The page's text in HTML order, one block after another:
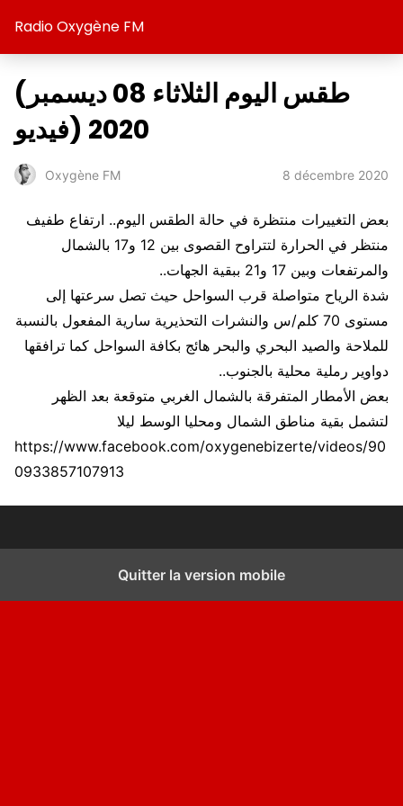
Radio Oxygène FM
(طقس اليوم الثلاثاء 08 ديسمبر
2020 (فيديو
Oxygène FM 8 décembre 2020
بعض التغييرات منتظرة في حالة الطقس اليوم.. ارتفاع طفيف
منتظر في الحرارة لتتراوح القصوى بين 12 و17 بالشمال
والمرتفعات وبين 17 و21 ببقية الجهات..
شدة الرياح متواصلة قرب السواحل حيث تصل سرعتها إلى
مستوى 70 كلم/س والنشرات التحذيرية سارية المفعول بالنسبة
للملاحة والصيد البحري والبحر هائج بكافة السواحل كما ترافقها
دواوير رملية محلية بالجنوب..
بعض الأمطار المتفرقة بالشمال الغربي متوقعة بعد الظهر
لتشمل بقية مناطق الشمال ومحليا الوسط ليلا
https://www.facebook.com/oxygenebizerte/videos/90
0933857107913
Quitter la version mobile